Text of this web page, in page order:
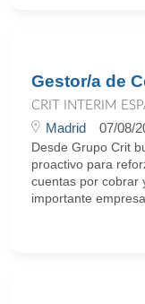
Gestor/a de
CRIT INTERIM
Madrid 07/08/
Desde Grupo Crit
proactivo para
cuentas por cobrar
importante empresa